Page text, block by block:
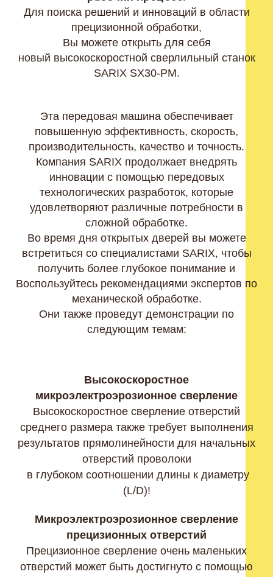
Для поиска решений и инноваций в области
прецизионной обработки,
Вы можете открыть для себя
новый высокоскоростной сверлильный станок
SARIX SX30-PM.
Эта передовая машина обеспечивает
повышенную эффективность, скорость,
производительность, качество и точность.
Компания SARIX продолжает внедрять
инновации с помощью передовых
технологических разработок, которые
удовлетворяют различные потребности в
сложной обработке.
Во время дня открытых дверей вы можете
встретиться со специалистами SARIX, чтобы
получить более глубокое понимание и
Воспользуйтесь рекомендациями экспертов по
механической обработке.
Они также проведут демонстрации по
следующим темам:
Высокоскоростное
микроэлектроэрозионное сверление
Высокоскоростное сверление отверстий
среднего размера также требует выполнения
результатов прямолинейности для начальных
отверстий проволоки
в глубоком соотношении длины к диаметру
(L/D)!
Микроэлектроэрозионное сверление
прецизионных отверстий
Прецизионное сверление очень маленьких
отверстий может быть достигнуто с помощью